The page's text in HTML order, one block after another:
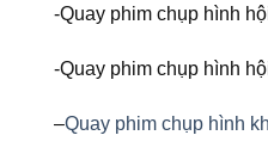
-Quay phim chụp hình
-Quay phim chụp hình
–Quay phim chụp hình